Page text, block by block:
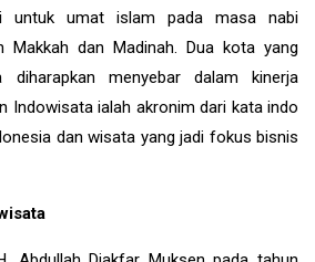
untuk umat islam pada masa nabi
Makkah dan Madinah. Dua kota yang
diharapkan menyebar dalam kinerja
Indowisata ialah akronim dari kata indo
dan wisata yang jadi fokus bisnis